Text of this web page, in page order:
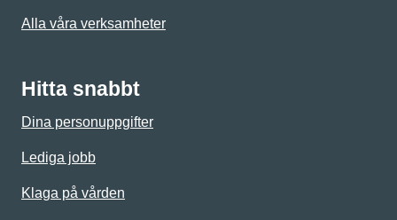
Alla våra verksamheter
Hitta snabbt
Dina personuppgifter
Lediga jobb
Klaga på vården